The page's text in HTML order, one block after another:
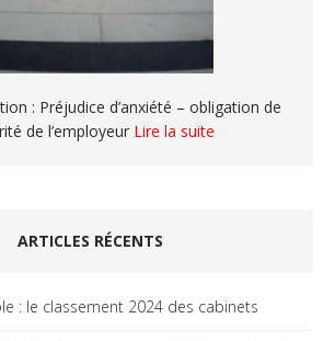
: Préjudice d’anxiété – obligation de
de l’employeur Lire la suite
ARTICLES RÉCENTS
: le classement 2024 des cabinets